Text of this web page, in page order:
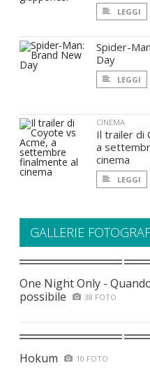
LEGGI
Spider-
Day
LEGGI
CINEMA
Il trailer di
a
cinema
LEGGI
GALLERIE
One Night Only -
possibile
38 FOTO
Hokum 10 FOTO